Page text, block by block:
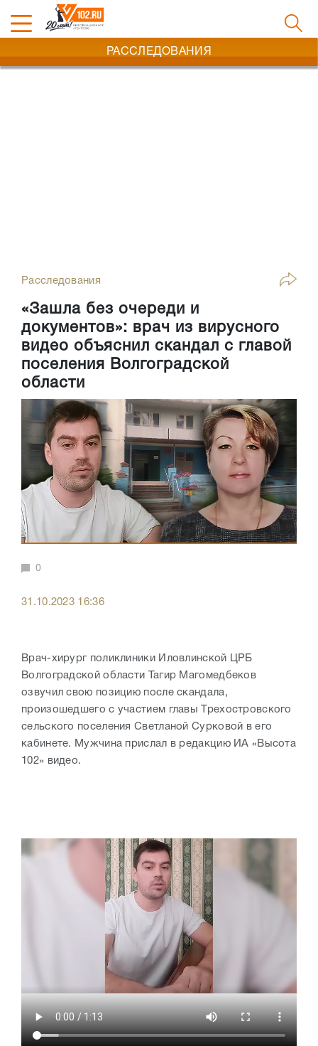
РАССЛЕДОВАНИЯ
Расследования
«Зашла без очереди и
документов»: врач из вирусного
видео объяснил скандал с главой
поселения Волгоградской
области
0
31.10.2023 16:36
Врач-хирург поликлиники Иловлинской ЦРБ
Волгоградской области Тагир Магомедбеков
озвучил свою позицию после скандала,
произошедшего с участием главы Трехостровского
сельского поселения Светланой Сурковой в его
кабинете. Мужчина прислал в редакцию ИА «Высота
102» видео.